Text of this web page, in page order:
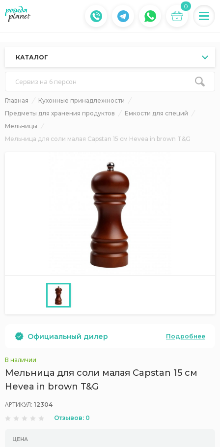
0
КАТАЛОГ
Сервиз на 6 персон
Главная
Кухонные принадлежности
Предметы для хранения продуктов
Емкости для специй
Мельницы
Мельница для соли малая Capstan 15 см Hevea in brown T&G
Официальный дилер Подробнее
В наличии
Мельница для соли малая Capstan 15 см
Hevea in brown T&G
АРТИКУЛ: 12304
Отзывов: 0
ЦЕНА